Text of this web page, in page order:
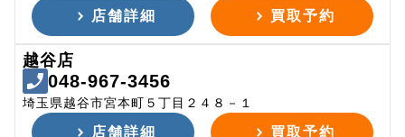
店舗詳細 買取予約
越谷店
048-967-3456
埼玉県越谷市宮本町５丁目２４８－１
店舗詳細 買取予約